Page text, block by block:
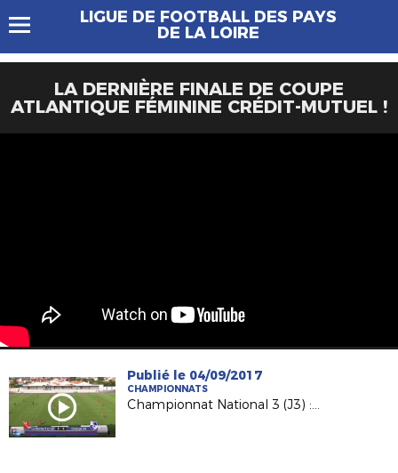
LIGUE DE FOOTBALL DES PAYS
DE LA LOIRE
LA DERNIÈRE FINALE DE COUPE
ATLANTIQUE FÉMININE CRÉDIT-MUTUEL !
Publié le 04/09/2017
CHAMPIONNATS
Championnat National 3 (J3) : La Roche VF / US Changé (3-0)